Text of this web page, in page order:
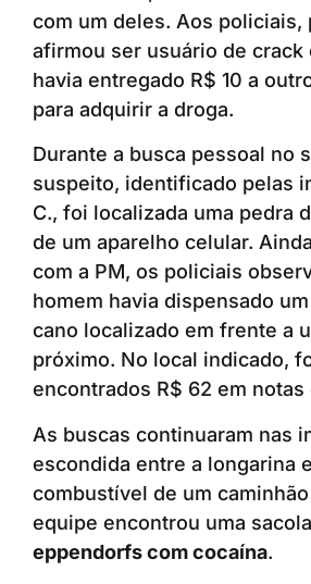
com um deles. Aos policiais,
afirmou ser usuário de crack
havia entregado R$ 10 a
para adquirir a droga.
Durante a busca pessoal no
suspeito, identificado pelas
C., foi localizada uma pedra
de um aparelho celular.
com a PM, os policiais
homem havia dispensado
cano localizado em frente a
próximo. No local indicado,
encontrados R$ 62 em notas
As buscas continuaram nas
escondida entre a longarina
combustível de um
equipe encontrou uma
eppendorfs com cocaína.